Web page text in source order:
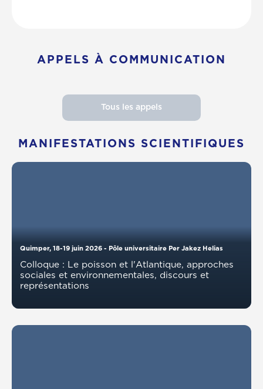
APPELS À COMMUNICATION
Tous les appels
MANIFESTATIONS SCIENTIFIQUES
Quimper, 18-19 juin 2026 - Pôle universitaire Per Jakez Helias
Colloque : Le poisson et l'Atlantique, approches
sociales et environnementales, discours et
représentations